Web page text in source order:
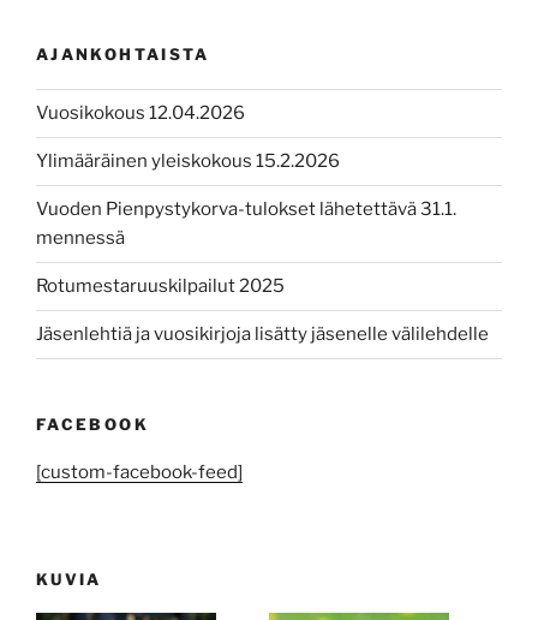
AJANKOHTAISTA
Vuosikokous 12.04.2026
Ylimääräinen yleiskokous 15.2.2026
Vuoden Pienpystykorva-tulokset lähetettävä 31.1.
mennessä
Rotumestaruuskilpailut 2025
Jäsenlehtiä ja vuosikirjoja lisätty jäsenelle välilehdelle
FACEBOOK
[custom-facebook-feed]
KUVIA